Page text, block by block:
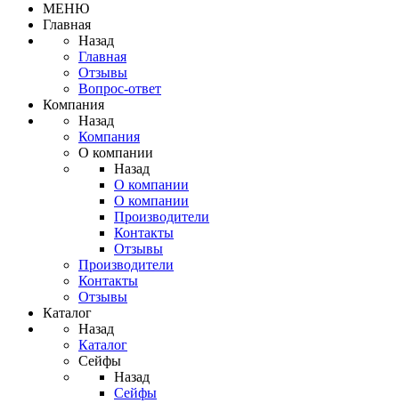
МЕНЮ
Главная
Назад
Главная
Отзывы
Вопрос-ответ
Компания
Назад
Компания
О компании
Назад
О компании
О компании
Производители
Контакты
Отзывы
Производители
Контакты
Отзывы
Каталог
Назад
Каталог
Сейфы
Назад
Сейфы